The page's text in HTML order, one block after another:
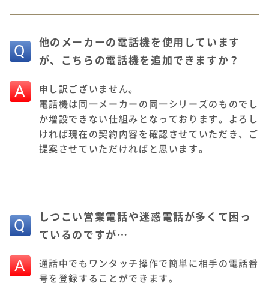
他のメーカーの電話機を使用しています
が、こちらの電話機を追加できますか？
A
申し訳ございません。
電話機は同一メーカーの同一シリーズのものでし
か増設できない仕組みとなっております。よろし
ければ現在の契約内容を確認させていただき、ご
提案させていただければと思います。
しつこい営業電話や迷惑電話が多くて困っ
ているのですが…
A
通話中でもワンタッチ操作で簡単に相手の電話番
号を登録することができます。